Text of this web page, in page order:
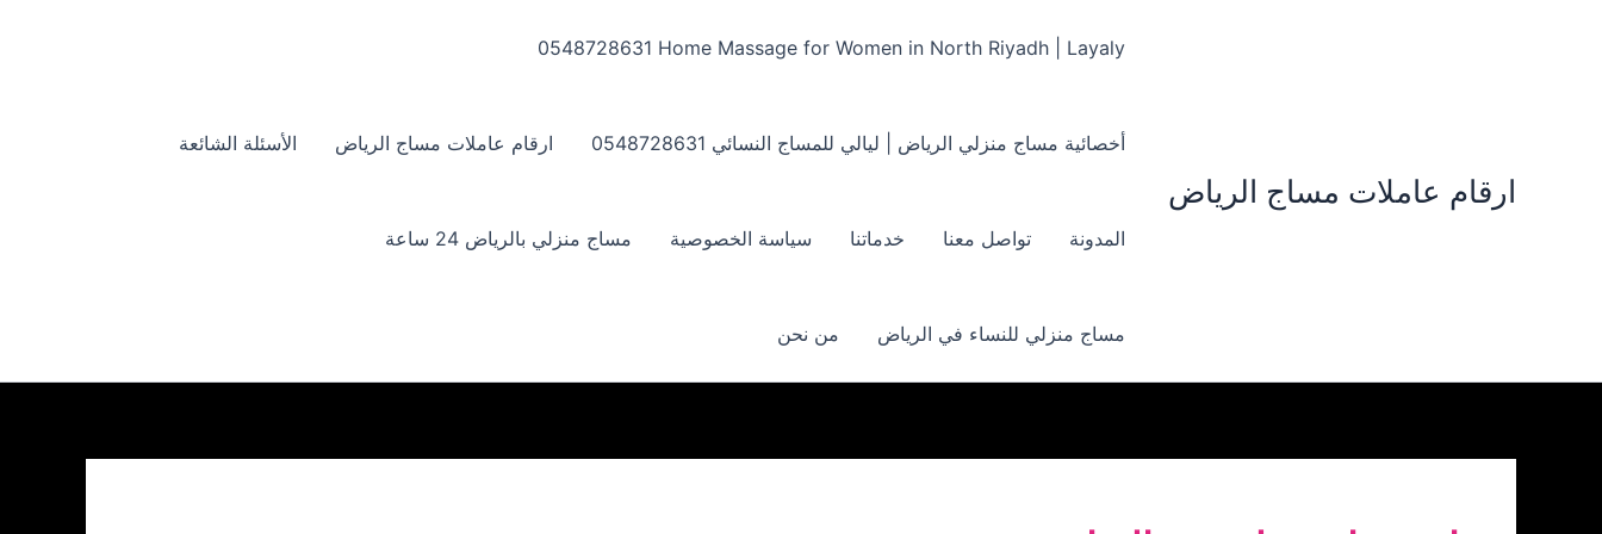
ارقام عاملات مساج الرياض
Home Massage for Women in North Riyadh | Layaly ‏‪0548728631
أخصائية مساج منزلي الرياض | ليالي للمساج النسائي ‏‪0548728631 ارقام عاملات مساج الرياض الأسئلة الشائعة
المدونة تواصل معنا خدماتنا سياسة الخصوصية مساج منزلي بالرياض 24 ساعة
مساج منزلي للنساء في الرياض من نحن